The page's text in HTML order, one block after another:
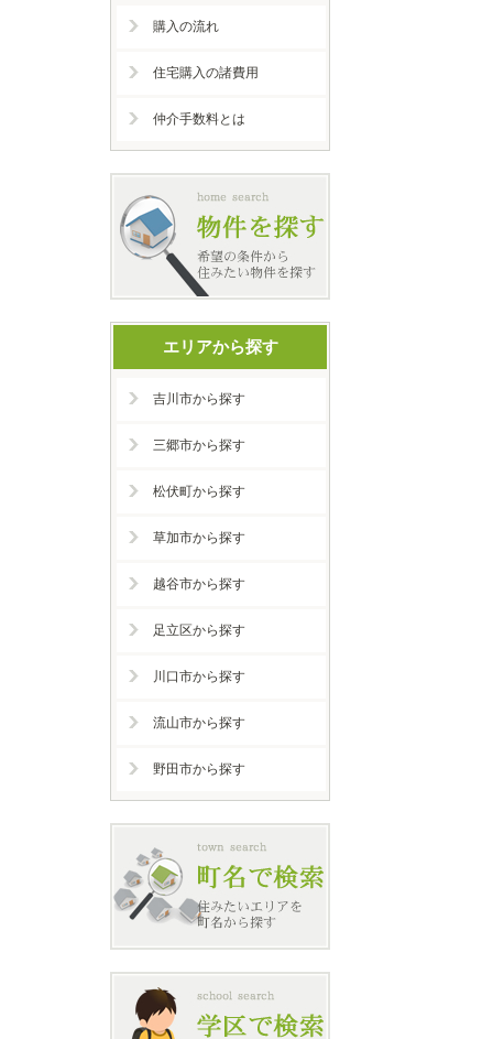
購入の流れ
住宅購入の諸費用
仲介手数料とは
エリアから探す
吉川市から探す
三郷市から探す
松伏町から探す
草加市から探す
越谷市から探す
足立区から探す
川口市から探す
流山市から探す
野田市から探す